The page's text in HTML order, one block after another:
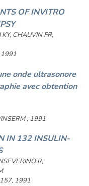
OF INVITRO
CHAUVIN FR,
onde ultrasonore
avec obtention
, 1991
IN 132 INSULIN-
R,
1991